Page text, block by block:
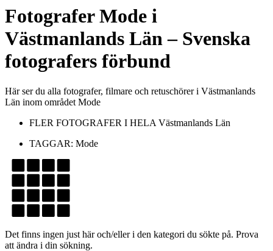
FotograferMode i
Västmanlands Län– Svenska
fotografers förbund
Här ser du alla fotografer, filmare och retuschörer i Västmanlands
Län inom området Mode
FLER FOTOGRAFER I HELA Västmanlands Län
TAGGAR: Mode
Det finns ingen just här och/eller i den kategori du sökte på. Prova
att ändra i din sökning.